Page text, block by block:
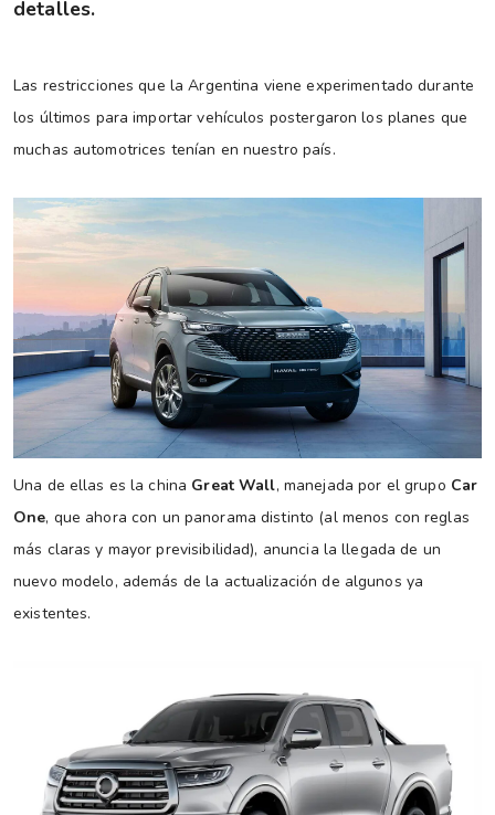
detalles.
Las restricciones que la Argentina viene experimentado durante
los últimos para importar vehículos postergaron los planes que
muchas automotrices tenían en nuestro país.
Una de ellas es la china Great Wall, manejada por el grupo Car
One, que ahora con un panorama distinto (al menos con reglas
más claras y mayor previsibilidad), anuncia la llegada de un
nuevo modelo, además de la actualización de algunos ya
existentes.